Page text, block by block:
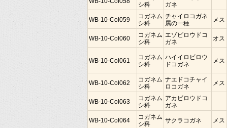
シ科
ガネ
WB-10-Col059
コガネム
シ科
チャイロコガネ
属の一種
メス
WB-10-Col060
コガネム
シ科
エゾビロウドコ
ガネ
オス
WB-10-Col061
コガネム
シ科
ハイイロビロウ
ドコガネ
メス
WB-10-Col062
コガネム
シ科
ナエドコチャイ
ロコガネ
メス
WB-10-Col063
コガネム
シ科
アカビロウドコ
ガネ
WB-10-Col064
コガネム
シ科
サクラコガネ メス